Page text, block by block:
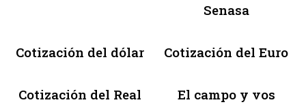
Senasa
Cotización del dólar Cotización del Euro
Cotización del Real El campo y vos